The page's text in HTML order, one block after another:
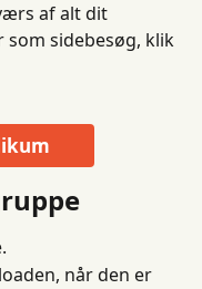
af alt dit
sidebesøg, klik
når den er